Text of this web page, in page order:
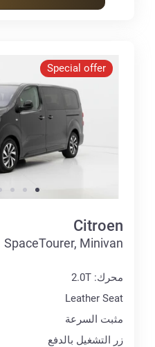
Special offer
Citroen
SpaceTourer, Minivan
محرك: 2.0T
Leather Seat
مثبت السرعة
زر التشغيل بالدفع